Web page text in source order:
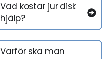
Vad kostar juridisk
hjälp?
Varför ska man